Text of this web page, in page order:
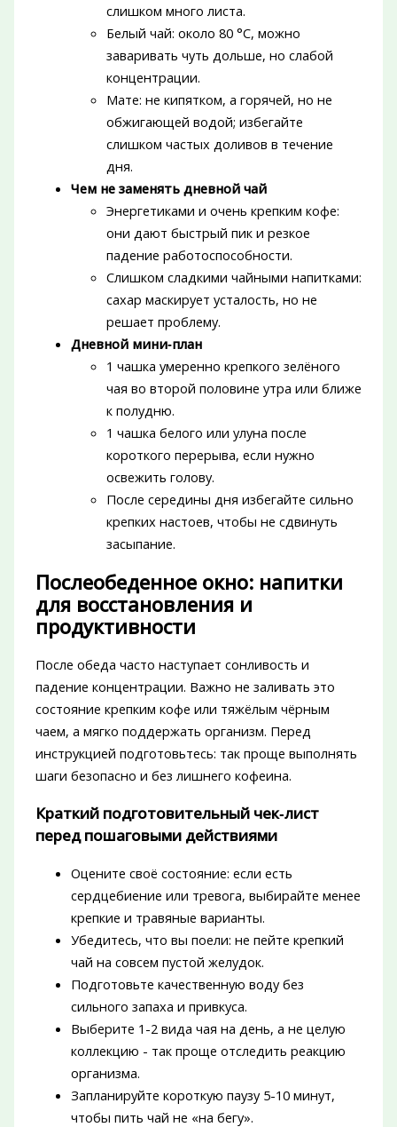
слишком много листа.
Белый чай: около 80 °C, можно
заваривать чуть дольше, но слабой
концентрации.
Мате: не кипятком, а горячей, но не
обжигающей водой; избегайте
слишком частых доливов в течение
дня.
Чем не заменять дневной чай
Энергетиками и очень крепким кофе:
они дают быстрый пик и резкое
падение работоспособности.
Слишком сладкими чайными напитками:
сахар маскирует усталость, но не
решает проблему.
Дневной мини‑план
1 чашка умеренно крепкого зелёного
чая во второй половине утра или ближе
к полудню.
1 чашка белого или улуна после
короткого перерыва, если нужно
освежить голову.
После середины дня избегайте сильно
крепких настоев, чтобы не сдвинуть
засыпание.
Послеобеденное окно: напитки
для восстановления и
продуктивности
После обеда часто наступает сонливость и
падение концентрации. Важно не заливать это
состояние крепким кофе или тяжёлым чёрным
чаем, а мягко поддержать организм. Перед
инструкцией подготовьтесь: так проще выполнять
шаги безопасно и без лишнего кофеина.
Краткий подготовительный чек‑лист
перед пошаговыми действиями
Оцените своё состояние: если есть
сердцебиение или тревога, выбирайте менее
крепкие и травяные варианты.
Убедитесь, что вы поели: не пейте крепкий
чай на совсем пустой желудок.
Подготовьте качественную воду без
сильного запаха и привкуса.
Выберите 1-2 вида чая на день, а не целую
коллекцию - так проще отследить реакцию
организма.
Запланируйте короткую паузу 5-10 минут,
чтобы пить чай не «на бегу».